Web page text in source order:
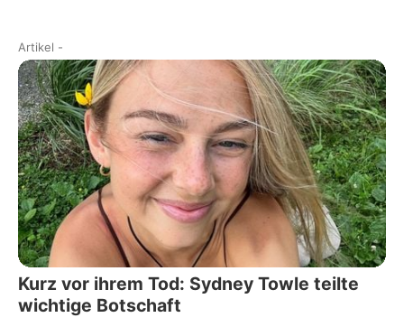
Artikel -
Kurz vor ihrem Tod: Sydney Towle teilte
wichtige Botschaft